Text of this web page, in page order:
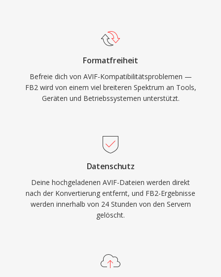
Formatfreiheit
Befreie dich von AVIF-Kompatibilitätsproblemen —
FB2 wird von einem viel breiteren Spektrum an Tools,
Geräten und Betriebssystemen unterstützt.
Datenschutz
Deine hochgeladenen AVIF-Dateien werden direkt
nach der Konvertierung entfernt, und FB2-Ergebnisse
werden innerhalb von 24 Stunden von den Servern
gelöscht.